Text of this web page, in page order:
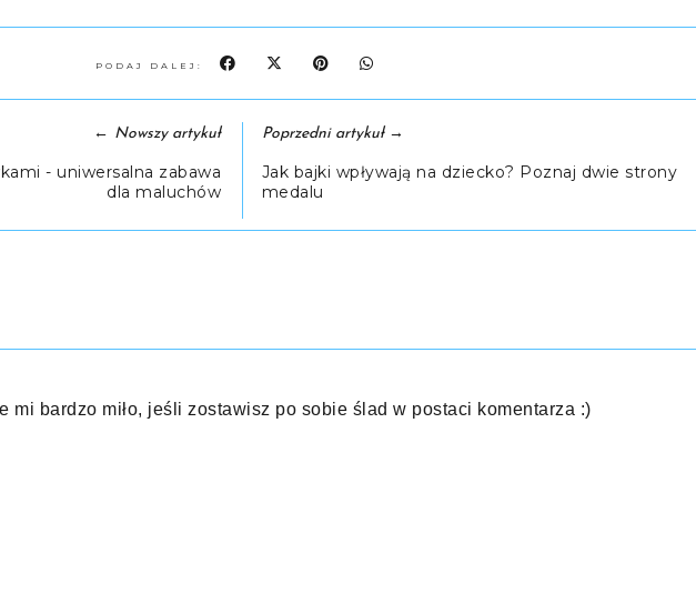
PODAJ DALEJ:
← Nowszy artykuł
- uniwersalna zabawa
dla maluchów
Poprzedni artykuł→
Jak bajki wpływają na dziecko? Poznaj dwie strony
medalu
mi bardzo miło, jeśli zostawisz po sobie ślad w postaci komentarza :)